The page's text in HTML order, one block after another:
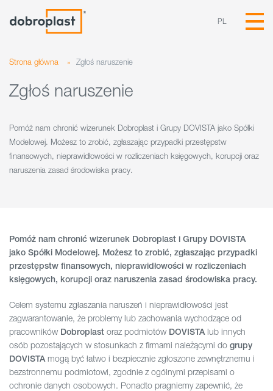
PL
Strona główna » Zgłoś naruszenie
Zgłoś naruszenie
Pomóż nam chronić wizerunek Dobroplast i Grupy DOVISTA jako Spółki
Modelowej. Możesz to zrobić, zgłaszając przypadki przestępstw
finansowych, nieprawidłowości w rozliczeniach księgowych, korupcji oraz
naruszenia zasad środowiska pracy.
Pomóż nam chronić wizerunek Dobroplast i Grupy DOVISTA
jako Spółki Modelowej. Możesz to zrobić, zgłaszając przypadki
przestępstw finansowych, nieprawidłowości w rozliczeniach
księgowych, korupcji oraz naruszenia zasad środowiska pracy.
Celem systemu zgłaszania naruszeń i nieprawidłowości jest
zagwarantowanie, że problemy lub zachowania wychodzące od
pracowników Dobroplast oraz podmiotów DOVISTA lub innych
osób pozostających w stosunkach z firmami należącymi do grupy
DOVISTA mogą być łatwo i bezpiecznie zgłoszone zewnętrznemu i
bezstronnemu podmiotowi, zgodnie z ogólnymi przepisami o
ochronie danych osobowych. Ponadto pragniemy zapewnić, że